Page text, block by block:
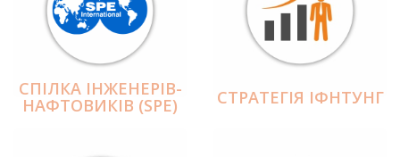
СПІЛКА ІНЖЕНЕРІВ-
НАФТОВИКІВ (SPE) СТРАТЕГІЯ ІФНТУНГ